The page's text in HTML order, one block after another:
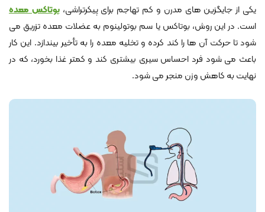
یکی از جایگزین ‌های مدرن و کم‌ تهاجم برای پیکرتراشی،بوتاکس معده
است. در این روش، بوتاکس یا سم بوتولینوم به عضلات معده تزریق می
‌شود تا حرکت آن ‌ها را کند کرده و تخلیه معده را به تأخیر بیندازد. این کار
باعث می ‌شود فرد احساس سیری بیشتری کند و کمتر غذا بخورد، که در
نهایت به کاهش وزن منجر می‌ شود.